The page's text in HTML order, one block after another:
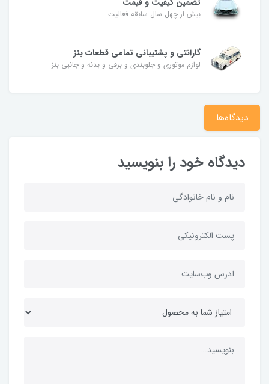
بیش از چهل سال سابقه فعالیت
گارانتی و پشتیبانی تمامی قطعات بنز
لوازم موتوری و جلوبندی و برقی و بدنه و جانبی بنز
دیدگاه‌ها
دیدگاه خود را بنویسید